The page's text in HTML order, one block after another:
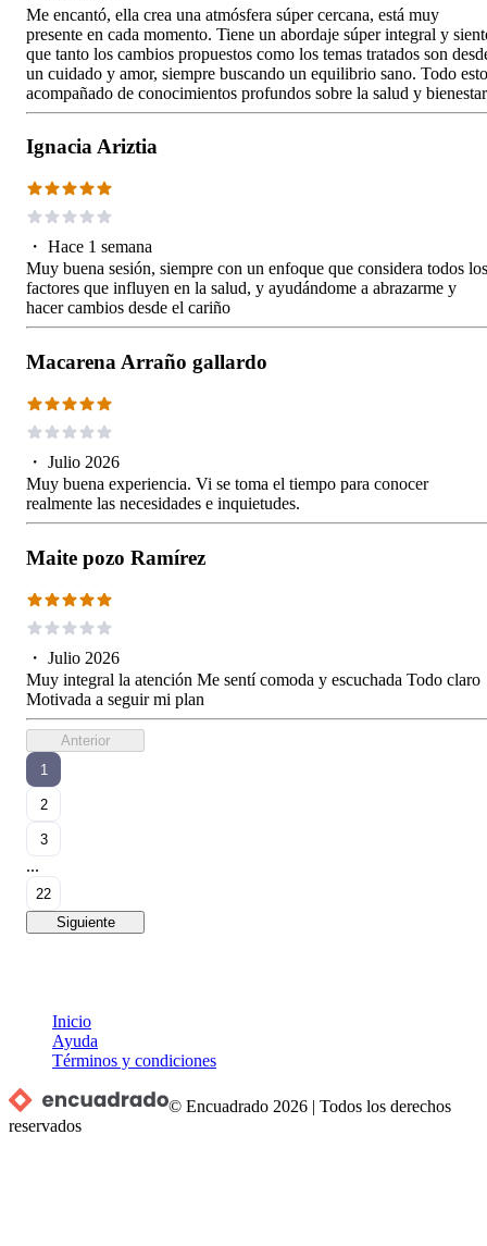
Me encantó, ella crea una atmósfera súper cercana, está muy
presente en cada momento. Tiene un abordaje súper integral y
que tanto los cambios propuestos como los temas tratados son
un cuidado y amor, siempre buscando un equilibrio sano. Todo esto
acompañado de conocimientos profundos sobre la salud y
Ignacia Ariztia
・ Hace 1 semana
Muy buena sesión, siempre con un enfoque que considera todos los
factores que influyen en la salud, y ayudándome a abrazarme y
hacer cambios desde el cariño
Macarena Arraño gallardo
・ Julio 2026
Muy buena experiencia. Vi se toma el tiempo para conocer
realmente las necesidades e inquietudes.
Maite pozo Ramírez
・ Julio 2026
Muy integral la atención Me sentí comoda y escuchada Todo claro
Motivada a seguir mi plan
Anterior
1
2
3
...
22
Siguiente
Inicio
Ayuda
Términos y condiciones
© Encuadrado 2026 |Todos los derechos
reservados